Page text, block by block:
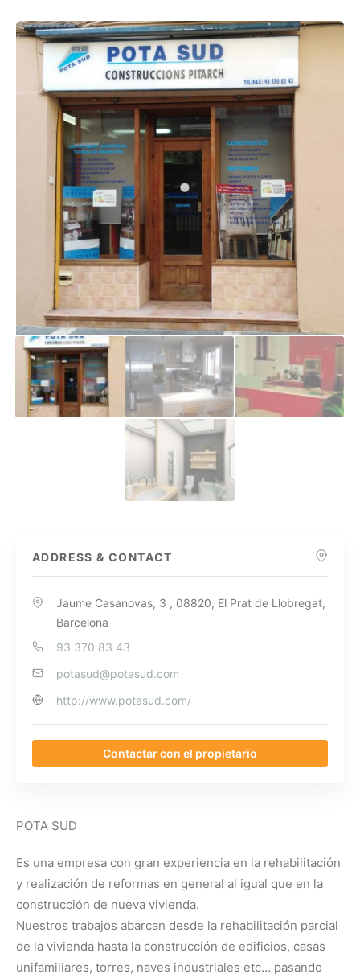
ADDRESS & CONTACT
Jaume Casanovas, 3 , 08820, El Prat de Llobregat,
Barcelona
93 370 83 43
potasud@potasud.com
http://www.potasud.com/
Contactar con el propietario
POTA SUD
Es una empresa con gran experiencia en la rehabilitación
y realización de reformas en general al igual que en la
construcción de nueva vivienda.
Nuestros trabajos abarcan desde la rehabilitación parcial
de la vivienda hasta la construcción de edificios, casas
unifamiliares, torres, naves industriales etc… pasando